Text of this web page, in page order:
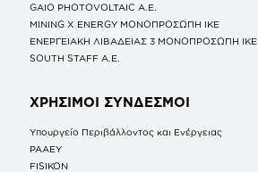
GAIO PHOTOVOLTAIC Α.Ε.
MINING X ENERGY ΜΟΝΟΠΡΟΣΩΠΗ ΙΚΕ
ΕΝΕΡΓΕΙΑΚΗ ΛΙΒΑΔΕΙΑΣ 3 ΜΟΝΟΠΡΟΣΩΠΗ ΙΚΕ
SOUTH STAFF Α.Ε.
ΧΡΗΣΙΜΟΙ ΣΥΝΔΕΣΜΟΙ
Υπουργείο Περιβάλλοντος και Ενέργειας
ΡΑΑΕΥ
FISIKON